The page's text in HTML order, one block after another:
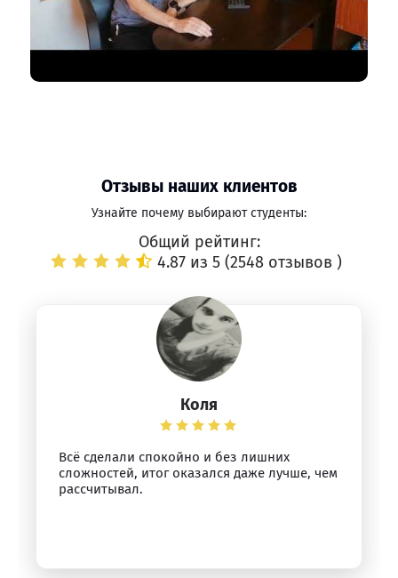
Отзывы наших клиентов
Узнайте почему выбирают студенты:
Общий рейтинг:
4.87 из 5 (2548 отзывов )
Коля
Всё сделали спокойно и без лишних
сложностей, итог оказался даже лучше, чем
рассчитывал.